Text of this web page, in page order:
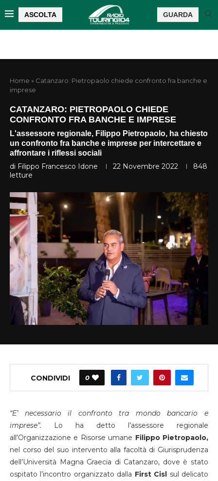
ASCOLTA GUARDA
Home » Catanzaro: Pietropaolo chiede confronto fra banche e
imprese
CATANZARO: PIETROPAOLO CHIEDE
CONFRONTO FRA BANCHE E IMPRESE
L'assessore regionale, Filippo Pietropaolo, ha chiesto
un confronto fra banche e imprese per intercettare e
affrontare i riflessi sociali
di Filippo Francesco Idone 22 Novembre 2022
848
letture
CONDIVIDI 0
“E’ necessario il confronto tra mondo bancario e
imprese”. Lo ha detto l’assessore regionale
all’Organizzazione e Risorse umane Filippo Pietropaolo,
nel corso del suo intervento alla facoltà di Giurisprudenza
dell’Università Magna Graecia di Catanzaro, dove è stato
ospitato l’incontro organizzato dalla First Cisl sul delicato